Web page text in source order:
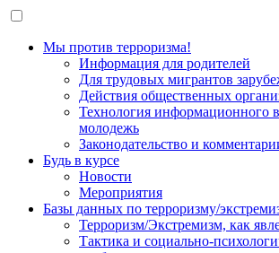
Мы против терроризма!
Информация для родителей
Для трудовых мигрантов
Действия общественных
Технология информационного
молодежь
Законодательство и
Будь в курсе
Новости
Мероприятия
Базы данных по терроризму/
Терроризм/Экстремизм, как
Тактика и социально-